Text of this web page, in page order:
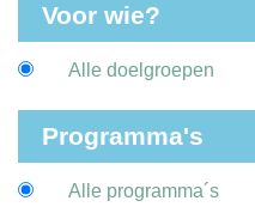
Voor wie?
Alle doelgroepen
Programma's
Alle programma´s